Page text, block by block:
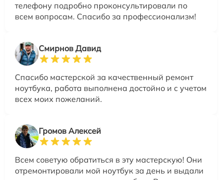
телефону подробно проконсультировали по
всем вопросам. Спасибо за профессионализм!
Смирнов Давид
Спасибо мастерской за качественный ремонт
ноутбука, работа выполнена достойно и с учетом
всех моих пожеланий.
Громов Алексей
Всем советую обратиться в эту мастерскую! Они
отремонтировали мой ноутбук за день и выдали